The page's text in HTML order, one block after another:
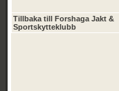
Tillbaka till Forshaga Jakt &
Sportskytteklubb